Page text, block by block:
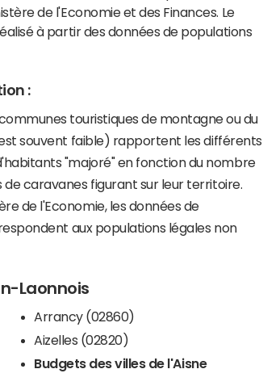
de l'Economie et des Finances. Le
à partir des données de populations
:
touristiques de montagne ou du
souvent faible) rapportent les différents
"majoré" en fonction du nombre
caravanes figurant sur leur territoire.
de l'Economie, les données de
aux populations légales non
Laonnois
Arrancy (02860)
Aizelles (02820)
Budgets des villes de l'Aisne